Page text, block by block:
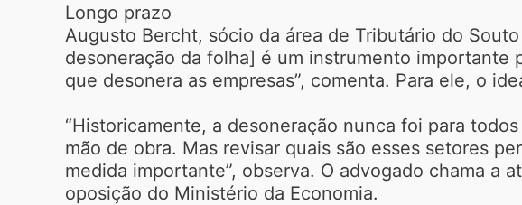
Longo prazo
Augusto Bercht, sócio da área de Tributário do
desoneração da folha] é um instrumento importante
que desonera as empresas”, comenta. Para ele, o
“Historicamente, a desoneração nunca foi para
mão de obra. Mas revisar quais são esses setores
medida importante”, observa. O advogado chama a
oposição do Ministério da Economia.